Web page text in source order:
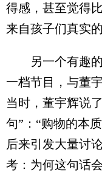
得感，甚至觉得
来自孩子们真实
另一个有趣的
一档节目，与董
当时，董宇辉说
句”：“购物的本
后来引发大量讨
考：为何这句话